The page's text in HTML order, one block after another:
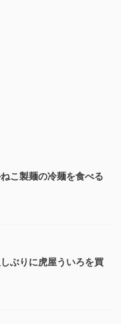
こ製麺の冷麺を食べる
ぶりに虎屋ういろを買